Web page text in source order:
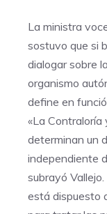
La ministra
sostuvo que si
dialogar sobre
organismo
define en
«La Contraloría
determinan un
independiente
subrayó
está dispuesto